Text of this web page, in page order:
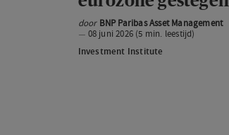
gestegen
door BNP Paribas Asset Management
08 juni 2026 (5 min. leestijd)
Investment Institute